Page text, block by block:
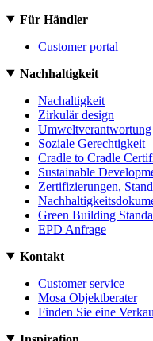
Für Händler
Customer portal
Nachhaltigkeit
Nachaltigkeit
Zirkulär design
Umweltverantwortung
Soziale Gerechtigkeit
Cradle to Cradle
Sustainable
Zertifizierungen,
Green Building
EPD Anfrage
Kontakt
Customer service
Mosa Objektberater
Finden Sie eine